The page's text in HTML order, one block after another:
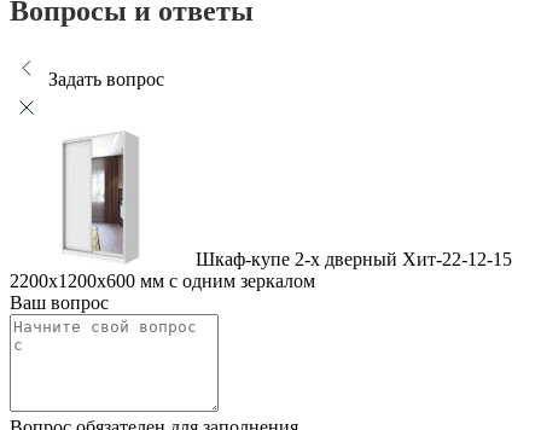
Вопросы и ответы
Задать вопрос
Шкаф-купе 2-х дверный Хит-22-12-15
2200x1200x600 мм с одним зеркалом
Ваш вопрос